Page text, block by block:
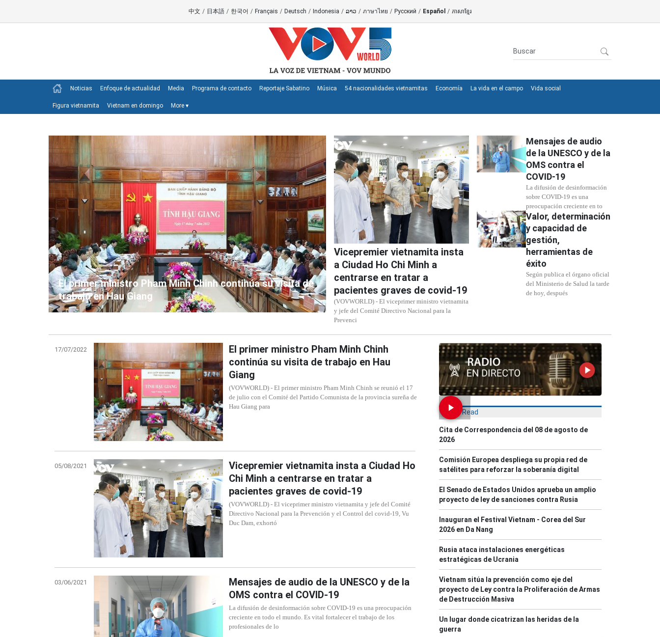
中文 / 日本語 / 한국어 / Français / Deutsch / Indonesia / ລາວ / ภาษาไทย / Русский / Español / ភាសាខ្មែរ
Noticias Enfoque de actualidad Media Programa de contacto Reportaje Sabatino Música 54 nacionalidades vietnamitas Economía La vida en el campo Vida social
Figura vietnamita Vietnam en domingo More ▾
El primer ministro Pham Minh Chinh continúa su visita de
trabajo en Hau Giang
Vicepremier vietnamita insta
a Ciudad Ho Chi Minh a
centrarse en tratar a
pacientes graves de covid-19
(VOVWORLD) - El viceprimer ministro vietnamita
y jefe del Comité Directivo Nacional para la
Prevenci
Mensajes de audio
de la UNESCO y de la
OMS contra el
COVID-19
La difusión de desinformación
sobre COVID-19 es una
preocupación creciente en to
Valor, determinación
y capacidad de
gestión,
herramientas de
éxito ​
Según publica el órgano oficial
del Ministerio de Salud la tarde
de hoy, después
17/07/2022
El primer ministro Pham Minh Chinh
continúa su visita de trabajo en Hau
Giang
(VOVWORLD) - El primer ministro Pham Minh Chinh se reunió el 17
de julio con el Comité del Partido Comunista de la provincia sureña de
Hau Giang para
05/08/2021
Vicepremier vietnamita insta a Ciudad Ho
Chi Minh a centrarse en tratar a
pacientes graves de covid-19
(VOVWORLD) - El viceprimer ministro vietnamita y jefe del Comité
Directivo Nacional para la Prevención y el Control del covid-19, Vu
Duc Dam, exhortó
03/06/2021
Mensajes de audio de la UNESCO y de la
OMS contra el COVID-19
La difusión de desinformación sobre COVID-19 es una preocupación
creciente en todo el mundo. Es vital fortalecer el trabajo de los
profesionales de lo
Most Read
Cita de Correspondencia del 08 de agosto de
2026
Comisión Europea despliega su propia red de
satélites para reforzar la soberanía digital
El Senado de Estados Unidos aprueba un amplio
proyecto de ley de sanciones contra Rusia
Inauguran el Festival Vietnam - Corea del Sur
2026 en Da Nang
Rusia ataca instalaciones energéticas
estratégicas de Ucrania
Vietnam sitúa la prevención como eje del
proyecto de Ley contra la Proliferación de Armas
de Destrucción Masiva
Un lugar donde cicatrizan las heridas de la
guerra